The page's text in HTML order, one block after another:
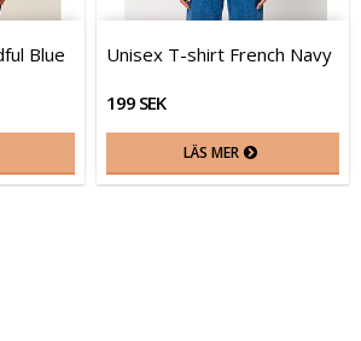
Blue
Unisex T-shirt French Navy
199 SEK
LÄS MER